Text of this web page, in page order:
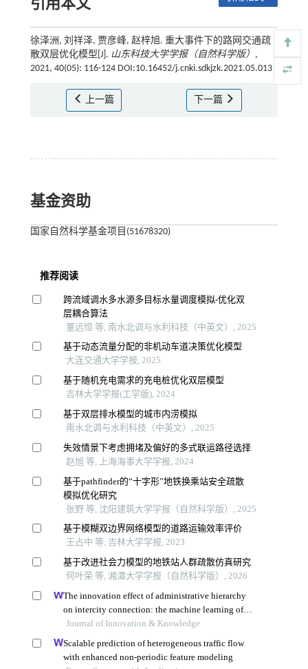
引用本文
徐泽洲, 刘祥泽, 贾彦峰, 赵梓旭. 重大事件下的路网交通疏
散双层优化模型[J]. 山东科技大学学报（自然科学版） ,
2021, 40(05): 116-124 DOI:10.16452/j.cnki.sdkjzk.2021.05.013
上一篇 下一篇
基金资助
国家自然科学基金项目(51678320)